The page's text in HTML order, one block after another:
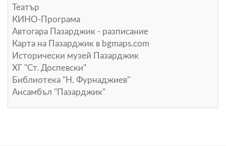
Театър
КИНО-Програма
Автогара Пазарджик - разписание
Карта на Пазарджик в bgmaps.com
Исторически музей Пазарджик
ХГ "Ст. Доспевски"
Библиотека "Н. Фурнаджиев"
Ансамбъл "Пазарджик"